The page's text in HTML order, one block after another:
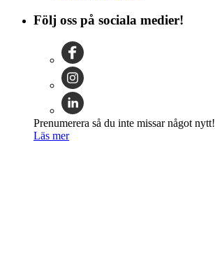
Följ oss på sociala medier!
Prenumerera så du inte missar något nytt!
Läs mer